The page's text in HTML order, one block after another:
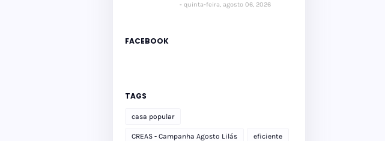
quinta-feira, agosto 06, 2026
FACEBOOK
TAGS
casa popular
CREAS - Campanha Agosto Lilás eficiente